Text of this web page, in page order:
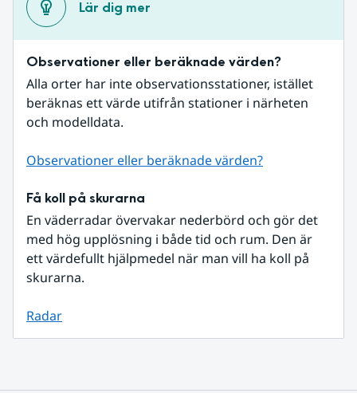
Lär dig mer
Observationer eller beräknade värden?
Alla orter har inte observationsstationer, istället
beräknas ett värde utifrån stationer i närheten
och modelldata.
Observationer eller beräknade värden?
Få koll på skurarna
En väderradar övervakar nederbörd och gör det
med hög upplösning i både tid och rum. Den är
ett värdefullt hjälpmedel när man vill ha koll på
skurarna.
Radar